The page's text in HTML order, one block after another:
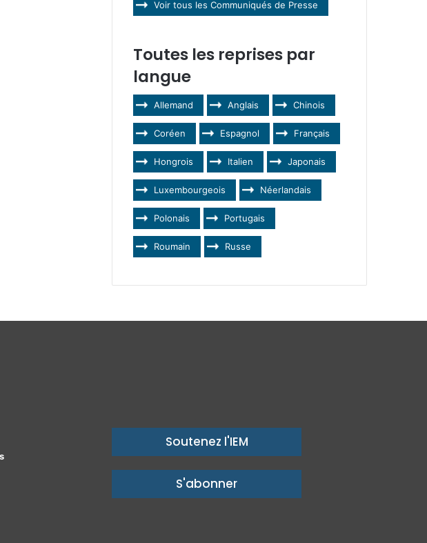
Voir tous les Communiqués de Presse
Toutes les reprises par
langue
Allemand Anglais Chinois
Coréen Espagnol Français
Hongrois Italien Japonais
Luxembourgeois Néerlandais
Polonais Portugais
Roumain Russe
Soutenez l'IEM
S'abonner